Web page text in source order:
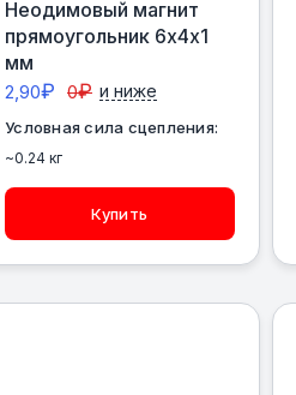
Неодимовый магнит
прямоугольник 6х4х1
мм
2,90₽ 0₽ и ниже
Условная сила сцепления:
~0.24 кг
Купить